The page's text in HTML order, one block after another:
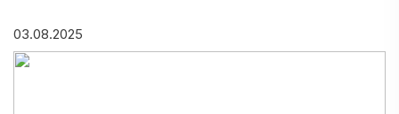
03.08.2025